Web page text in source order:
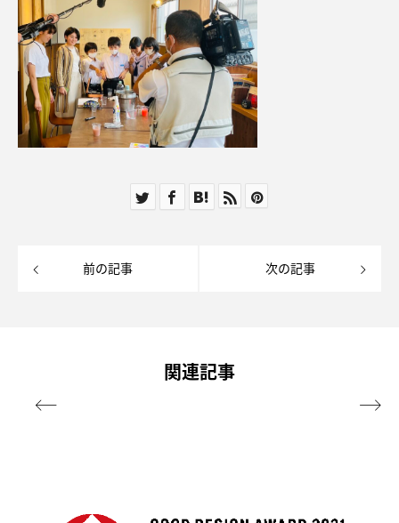
前の記事 次の記事
関連記事
 